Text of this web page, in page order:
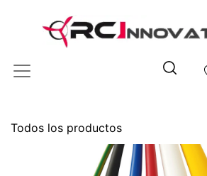
Todos los productos